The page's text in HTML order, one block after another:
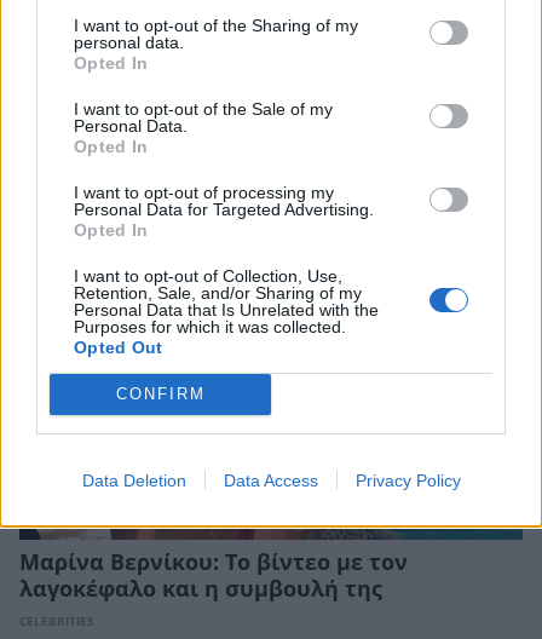
I want to opt-out of the Sharing of my
personal data.
Opted In
I want to opt-out of the Sale of my
Personal Data.
Opted In
I want to opt-out of processing my
Personal Data for Targeted Advertising.
Opted In
I want to opt-out of Collection, Use,
Retention, Sale, and/or Sharing of my
Personal Data that Is Unrelated with the
Purposes for which it was collected.
Opted Out
CONFIRM
Data Deletion Data Access Privacy Policy
Ανδρομάχη: Η φωτογραφία με τον ορό στο
χέρι και το μήνυμα όλο νόημα – «Έρχεται
τετραήμερο φωτιά»
CELEBRITIES
Μαρίνα Βερνίκου: Το βίντεο με τον
λαγοκέφαλο και η συμβουλή της
CELEBRITIES